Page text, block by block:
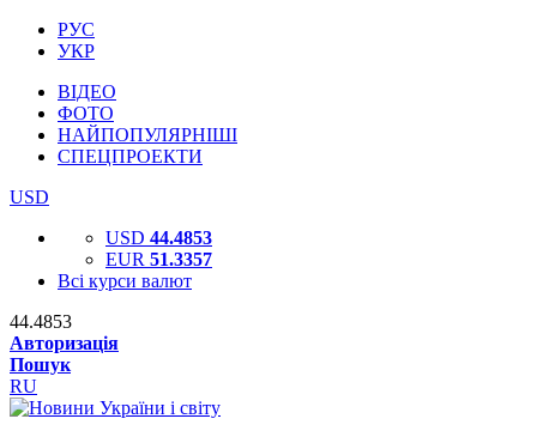
РУС
УКР
ВІДЕО
ФОТО
НАЙПОПУЛЯРНІШІ
СПЕЦПРОЕКТИ
USD
USD 44.4853
EUR 51.3357
Всі курси валют
44.4853
Авторизація
Пошук
RU